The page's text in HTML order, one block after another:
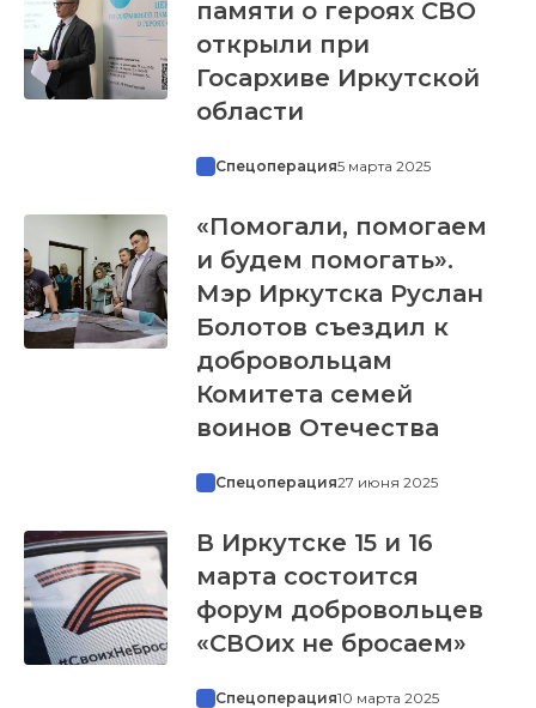
памяти о героях СВО
открыли при
Госархиве Иркутской
области
Спецоперация5 марта 2025
«Помогали, помогаем
и будем помогать».
Мэр Иркутска Руслан
Болотов съездил к
добровольцам
Комитета семей
воинов Отечества
Спецоперация27 июня 2025
В Иркутске 15 и 16
марта состоится
форум добровольцев
«СВОих не бросаем»
Спецоперация10 марта 2025